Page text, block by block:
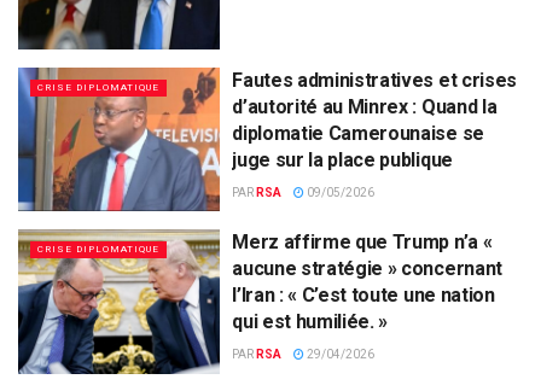
CRISE DIPLOMATIQUE
Fautes administratives et crises
d’autorité au Minrex : Quand la
diplomatie Camerounaise se
juge sur la place publique
PAR RSA 09/05/2026
CRISE DIPLOMATIQUE
Merz affirme que Trump n’a «
aucune stratégie » concernant
l’Iran : « C’est toute une nation
qui est humiliée. »
PAR RSA 29/04/2026